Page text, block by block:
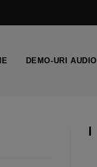
DEMO-URI AUDIO